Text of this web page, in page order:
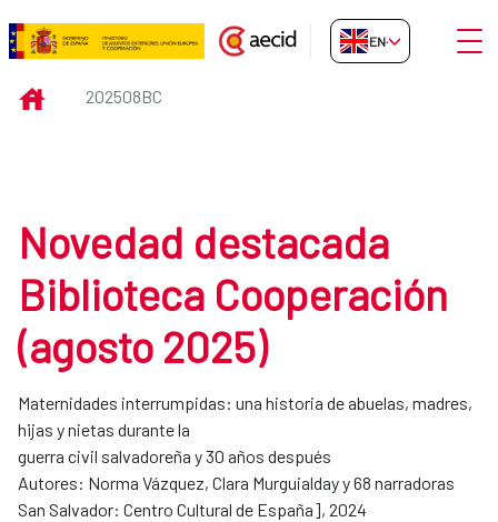
Skip to Main Content
202508bc
EN-GB
INICIO202508BC
Novedad destacada
Biblioteca Cooperación
(agosto 2025)
Maternidades interrumpidas: una historia de abuelas, madres,
hijas y nietas durante la
guerra civil salvadoreña y 30 años después
Autores: Norma Vázquez, Clara Murguialday y 68 narradoras
San Salvador: Centro Cultural de España], 2024